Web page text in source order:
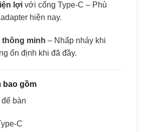
lợivới cổng Type-C – Phù
hiện nay.
minh – Nhấp nháy khi
ổn định khi đã đầy.
bao gồm
bàn
C